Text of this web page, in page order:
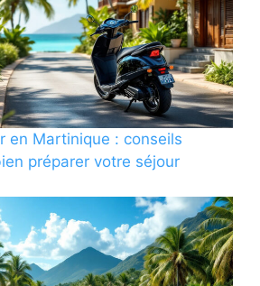
en Martinique : conseils
préparer votre séjour